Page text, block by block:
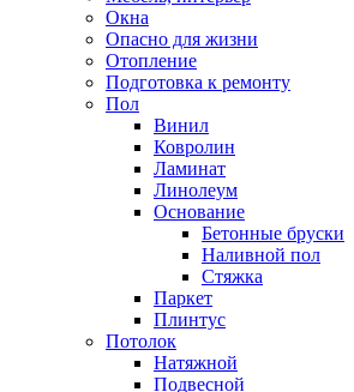
Окна
Опасно для жизни
Отопление
Подготовка к ремонту
Пол
Винил
Ковролин
Ламинат
Линолеум
Основание
Бетонные бруски
Наливной пол
Стяжка
Паркет
Плинтус
Потолок
Натяжной
Подвесной